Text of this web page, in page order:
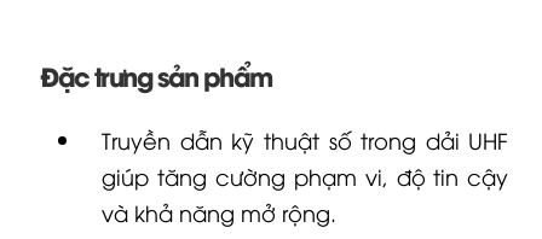
Đặc trưng sản phẩm
Truyền dẫn kỹ thuật số trong dải UHF
giúp tăng cường phạm vi, độ tin cậy
và khả năng mở rộng.